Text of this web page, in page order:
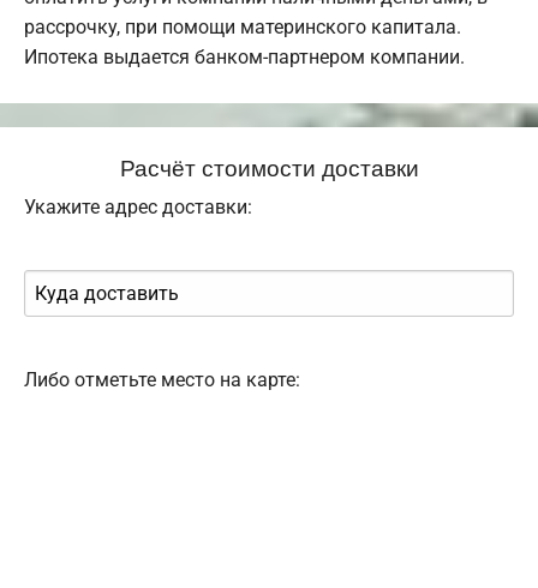
рассрочку, при помощи материнского капитала.
Ипотека выдается банком-партнером компании.
Расчёт стоимости доставки
Укажите адрес доставки:
Либо отметьте место на карте: